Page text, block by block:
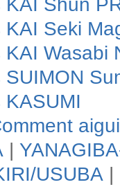
Seki
Wasabi
|
USUBA |